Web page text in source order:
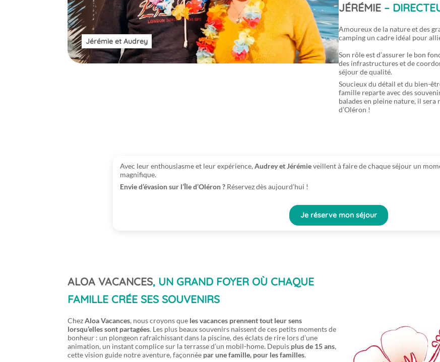
Jérémie et Audrey
JÉRÉMIE –
Amoureux de la nature et des
camping un cadre idéal pour
Son rôle est d’assurer le bon
des infrastructures et de
séjour de qualité.
Soucieux du détail et du bien-
famille reparte avec des
balades en pleine nature, il sera
d’Oléron !
Avec leur enthousiasme et leur expérience, Audrey et Jérémieveillent à faire de chaque séjour un
magnifique.
Envie d’évasion sur l’Île d’Oléron ? Réservez dès aujourd’hui !
Je réserve mon séjour
ALOA VACANCES, UN GRAND FOYER OÙ CHAQUE
FAMILLE CRÉE SES SOUVENIRS
ChezAloa Vacances, nous croyons que les vacances prennent tout leur sens
lorsqu’elles sont partagées. Les plus beaux souvenirs naissent de ces petits moments de
bonheur : un plongeon rafraîchissant dans la piscine, des éclats de rire lors d’une
animation, un instant complice sur la terrasse d’un mobil-home. Depuis plus de 15 ans,
cette vision guide notre aventure, façonnée par une famille, pour les familles.